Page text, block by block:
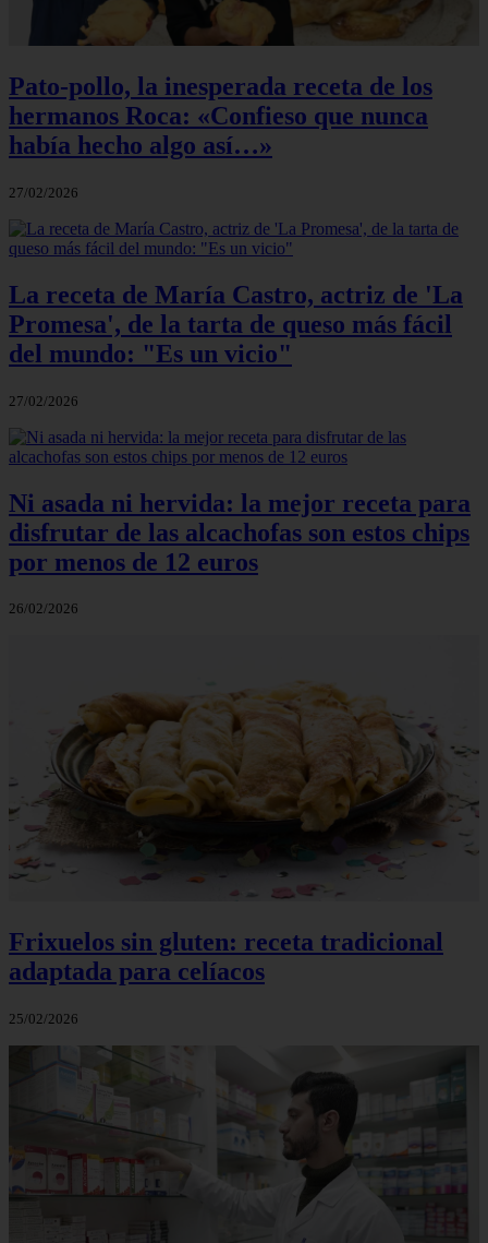
Pato-pollo, la inesperada receta de los
hermanos Roca: «Confieso que nunca
había hecho algo así…»
27/02/2026
La receta de María Castro, actriz de 'La
Promesa', de la tarta de queso más fácil
del mundo: "Es un vicio"
27/02/2026
Ni asada ni hervida: la mejor receta para
disfrutar de las alcachofas son estos chips
por menos de 12 euros
26/02/2026
Frixuelos sin gluten: receta tradicional
adaptada para celíacos
25/02/2026